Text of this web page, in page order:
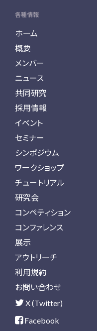
各種情報
ホーム
概要
メンバー
ニュース
共同研究
採用情報
イベント
セミナー
シンポジウム
ワークショップ
チュートリアル
研究会
コンペティション
コンファレンス
展示
アウトリーチ
利用規約
お問い合わせ
X (Twitter)
Facebook